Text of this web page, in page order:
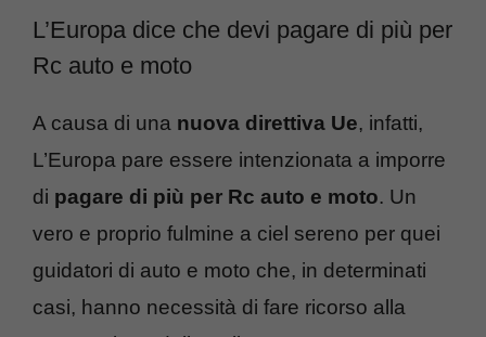
L’Europa dice che devi pagare di più per
Rc auto e moto
A causa di una nuova direttiva Ue, infatti,
L’Europa pare essere intenzionata a imporre
di pagare di più per Rc auto e moto. Un
vero e proprio fulmine a ciel sereno per quei
guidatori di auto e moto che, in determinati
casi, hanno necessità di fare ricorso alla